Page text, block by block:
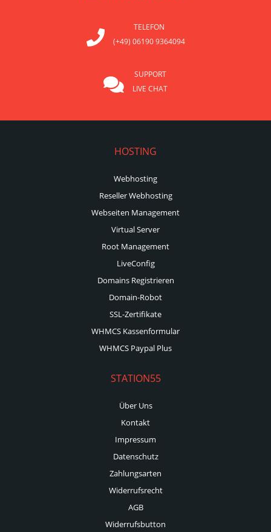
TELEFON
(+49) 06190 9364094
SUPPORT
LIVE CHAT
HOSTING
Webhosting
Reseller Webhosting
Webseiten Management
Virtual Server
Root Management
LiveConfig
Domains Registrieren
Domain-Robot
SSL-Zertifikate
WHMCS Kassenformular
WHMCS Paypal Plus
STATION55
Über Uns
Kontakt
Impressum
Datenschutz
Zahlungsarten
Widerrufsrecht
AGB
Widerrufsbutton